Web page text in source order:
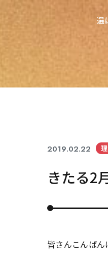
選
選
2019.02.22
きたる2
皆さんこんばん